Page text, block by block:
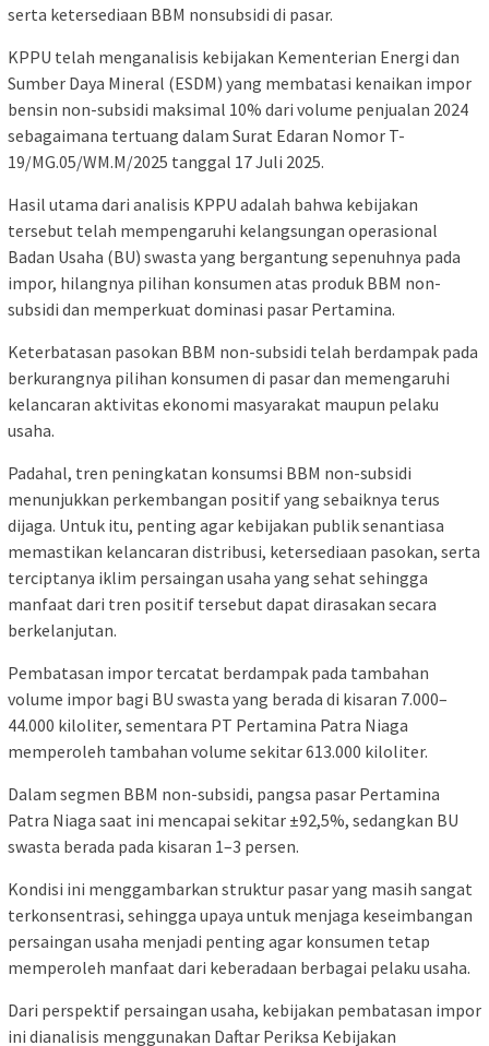
serta ketersediaan BBM nonsubsidi di pasar.
KPPU telah menganalisis kebijakan Kementerian Energi dan
Sumber Daya Mineral (ESDM) yang membatasi kenaikan impor
bensin non-subsidi maksimal 10% dari volume penjualan 2024
sebagaimana tertuang dalam Surat Edaran Nomor T-
19/MG.05/WM.M/2025 tanggal 17 Juli 2025.
Hasil utama dari analisis KPPU adalah bahwa kebijakan
tersebut telah mempengaruhi kelangsungan operasional
Badan Usaha (BU) swasta yang bergantung sepenuhnya pada
impor, hilangnya pilihan konsumen atas produk BBM non-
subsidi dan memperkuat dominasi pasar Pertamina.
Keterbatasan pasokan BBM non-subsidi telah berdampak pada
berkurangnya pilihan konsumen di pasar dan memengaruhi
kelancaran aktivitas ekonomi masyarakat maupun pelaku
usaha.
Padahal, tren peningkatan konsumsi BBM non-subsidi
menunjukkan perkembangan positif yang sebaiknya terus
dijaga. Untuk itu, penting agar kebijakan publik senantiasa
memastikan kelancaran distribusi, ketersediaan pasokan, serta
terciptanya iklim persaingan usaha yang sehat sehingga
manfaat dari tren positif tersebut dapat dirasakan secara
berkelanjutan.
Pembatasan impor tercatat berdampak pada tambahan
volume impor bagi BU swasta yang berada di kisaran 7.000–
44.000 kiloliter, sementara PT Pertamina Patra Niaga
memperoleh tambahan volume sekitar 613.000 kiloliter.
Dalam segmen BBM non-subsidi, pangsa pasar Pertamina
Patra Niaga saat ini mencapai sekitar ±92,5%, sedangkan BU
swasta berada pada kisaran 1–3 persen.
Kondisi ini menggambarkan struktur pasar yang masih sangat
terkonsentrasi, sehingga upaya untuk menjaga keseimbangan
persaingan usaha menjadi penting agar konsumen tetap
memperoleh manfaat dari keberadaan berbagai pelaku usaha.
Dari perspektif persaingan usaha, kebijakan pembatasan impor
ini dianalisis menggunakan Daftar Periksa Kebijakan